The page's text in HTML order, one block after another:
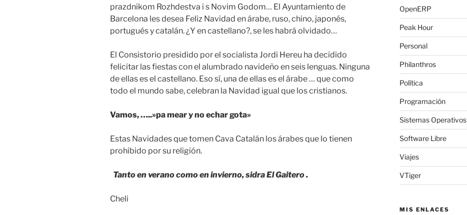
prazdnikom Rozhdestva i s Novim Godom… El Ayuntamiento de
Barcelona les desea Feliz Navidad en árabe, ruso, chino, japonés,
portugués y catalán. ¿Y en castellano?, se les habrá olvidado…
El Consistorio presidido por el socialista Jordi Hereu ha decidido
felicitar las fiestas con el alumbrado navideño en seis lenguas. Ninguna
de ellas es el castellano. Eso sí, una de ellas es el árabe … que como
todo el mundo sabe, celebran la Navidad igual que los cristianos.
Vamos, …..»pa mear y no echar gota»
Estas Navidades que tomen Cava Catalán los árabes que lo tienen
prohibido por su religión.
Tanto en verano como en invierno, sidra El Gaitero .
Cheli
OpenERP
Peak Hour
Personal
Philanthros
Política
Programación
Sistemas Operativos
Software Libre
Viajes
VTiger
MIS ENLACES